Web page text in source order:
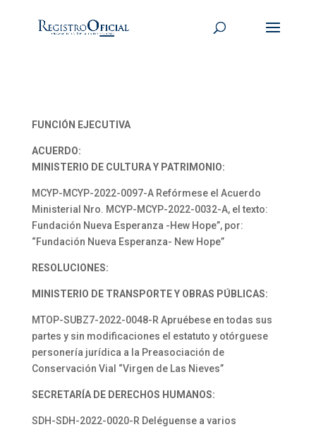
FUNCIÓN EJECUTIVA
ACUERDO:
MINISTERIO DE CULTURA Y PATRIMONIO:
MCYP-MCYP-2022-0097-A Refórmese el Acuerdo
Ministerial Nro. MCYP-MCYP-2022-0032-A, el texto:
Fundación Nueva Esperanza -Hew Hope”, por:
“Fundación Nueva Esperanza- New Hope”
RESOLUCIONES:
MINISTERIO DE TRANSPORTE Y OBRAS PÚBLICAS:
MTOP-SUBZ7-2022-0048-R Apruébese en todas sus
partes y sin modificaciones el estatuto y otórguese
personería jurídica a la Preasociación de
Conservación Vial “Virgen de Las Nieves”
SECRETARÍA DE DERECHOS HUMANOS:
SDH-SDH-2022-0020-R Deléguense a varios